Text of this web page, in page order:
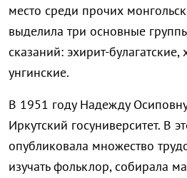
место среди прочих
выделила три основные
сказаний: эхирит-
унгинские.
В 1951 году Надежду
Иркутский госуниверситет. В
опубликовала множество
изучать фольклор, собирала